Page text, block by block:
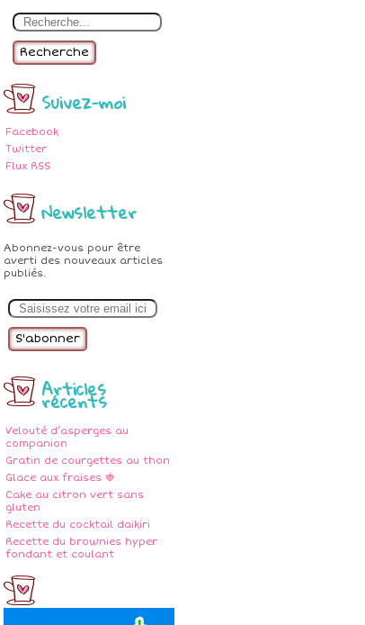
Recherche
Suivez-moi
Facebook
Twitter
Flux RSS
Newsletter
Abonnez-vous pour être
averti des nouveaux articles
publiés.
m
Articles
récents
Velouté d’asperges au
companion
Gratin de courgettes au thon
Glace aux fraises 🍓
Cake au citron vert sans
gluten
Recette du cocktail daikiri
Recette du brownies hyper
fondant et coulant